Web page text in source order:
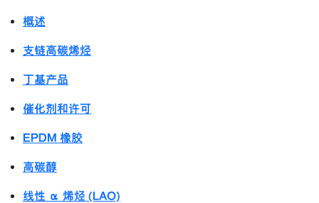
概述
支链高碳烯烃
丁基产品
催化剂和许可
EPDM 橡胶
高碳醇
线性 α 烯烃 (LAO)